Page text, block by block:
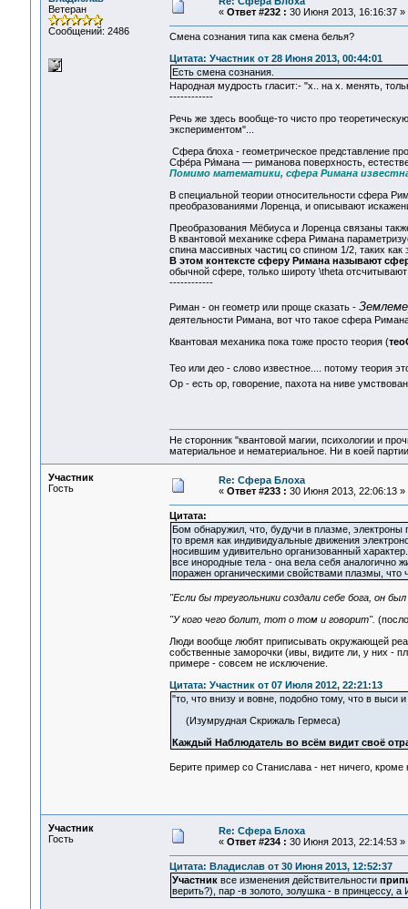
Ветеран
Сообщений: 2486
« Ответ #232 : 30 Июня 2013, 16:16:37 »
Смена сознания типа как смена белья?
Цитата: Участник от 28 Июня 2013, 00:44:01
Есть смена сознания.
Народная мудрость гласит:- "х.. на х. менять,
------------
Речь же здесь вообще-то чисто про
экспериментом"...
Сфера блоха - геометрическое представление
Сфе́ра Ри́мана — риманова поверхность,
Помимо математики, сфера Римана
В специальной теории относительности сфера
преобразованиями Лоренца, и описывают
Преобразования Мёбиуса и Лоренца связаны
В квантовой механике сфера Римана
спина массивных частиц со спином 1/2, таких как
В этом контексте сферу Римана называют
обычной сфере, только широту \theta
------------
Риман - он геометр или проще сказать -
деятельности Римана, вот что такое сфера
Квантовая механика пока тоже просто теория (
Тео или део - слово известное.... потому теория
Ор - есть ор, говорение, пахота на ниве
Не сторонник "квантовой магии, психологии и
материальное и нематериальное. Ни в коей
Участник
Гость
Re: Сфера Блоха
« Ответ #233 : 30 Июня 2013, 22:06:13 »
Цитата:
Бом обнаружил, что, будучи в плазме, электроны
то время как индивидуальные движения
носившим удивительно организованный
все инородные тела - она вела себя аналогично
поражен органическими свойствами плазмы, что
"Если бы треугольники создали себе бога, он
"У кого чего болит, тот о том и говорит".
Люди вообще любят приписывать окружающей
собственные заморочки (ивы, видите ли, у них -
примере - совсем не исключение.
Цитата: Участник от 07 Июля 2012, 22:21:13
"то, что внизу и вовне, подобно тому, что в выси
(Изумрудная Скрижаль Гермеса)
Каждый Наблюдатель во всём видит своё
Берите пример со Станислава - нет ничего, кроме
Участник
Гость
Re: Сфера Блоха
« Ответ #234 : 30 Июня 2013, 22:14:53 »
Цитата: Владислав от 30 Июня 2013, 12:52:37
Участниквсе изменения действительности
верить?), пар -в золото, золушка - в принцессу,